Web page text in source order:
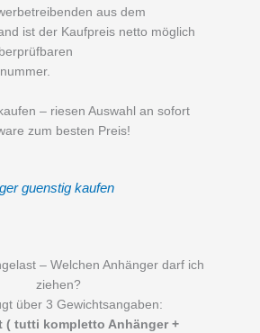
aus dem
ist der Kaufpreis netto möglich
– riesen Auswahl an sofort
zum besten Preis!
guenstig kaufen
– Welchen Anhänger darf ich
ziehen?
über 3 Gewichtsangaben:
( tutti kompletto Anhänger +